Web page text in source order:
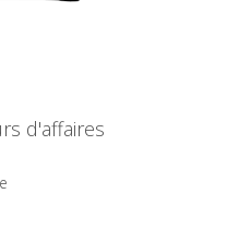
d'affaires